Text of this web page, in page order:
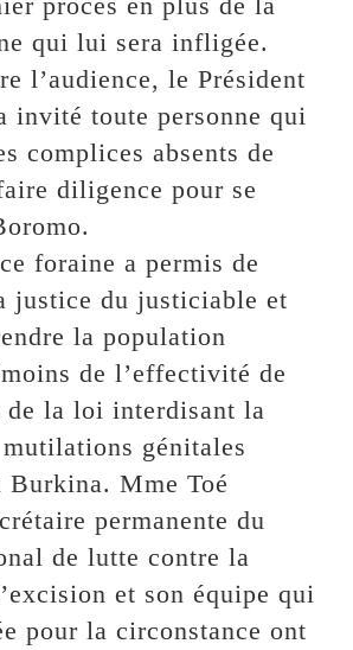
qui lui sera infligée.
l’audience, le Président
invité toute personne qui
complices absents de
diligence pour se
foraine a permis de
justice du justiciable et
la population
de l’effectivité de
de la loi interdisant la
génitales
Burkina. Mme Toé
permanente du
de lutte contre la
et son équipe qui
pour la circonstance ont